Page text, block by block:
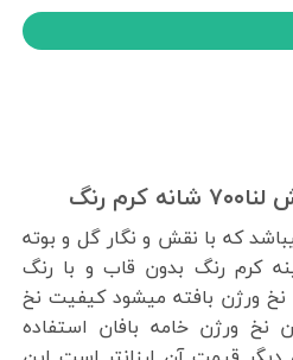
رنگ
که با نقش و نگار گل و بوته
کرم رنگ بدون قاب و با رنگ
ورژن بافته میشود کیفیت نخ
ورژن خامه بافان استفاده